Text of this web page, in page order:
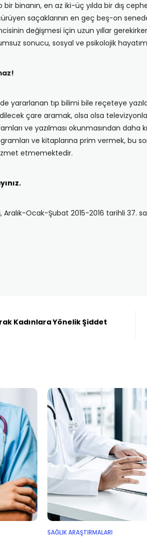
bir binanın, en az iki-üç yılda bir dış
saçaklarının en geç beş-on
değişmesi için uzun yıllar
sonucu, sosyal ve psikolojik
yararlanan tıp bilimi bile reçeteye
çare aramak, olsa olsa
ve yazılması okunmasından
ve kitaplarına prim vermek, bu
etmemektedir.
Ocak-Şubat 2015-2016 tarihli 37.
Kadınlara Yönelik Şiddet
SAĞLIK ARAŞTIRMALARI